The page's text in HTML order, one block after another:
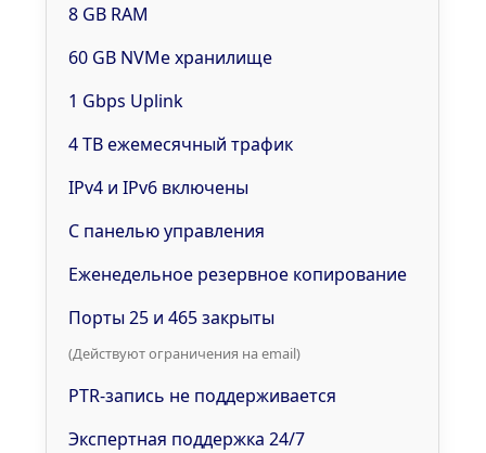
8 GB RAM
60 GB NVMe хранилище
1 Gbps Uplink
4 TB ежемесячный трафик
IPv4 и IPv6 включены
С панелью управления
Еженедельное резервное копирование
Порты 25 и 465 закрыты
(Действуют ограничения на email)
PTR-запись не поддерживается
Экспертная поддержка 24/7